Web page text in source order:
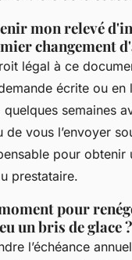
mon relevé
changement
légal à ce
écrite ou
semaines
de vous l’envoyer
pour obtenir
prestataire.
pour
un bris de glace ?
l’échéance